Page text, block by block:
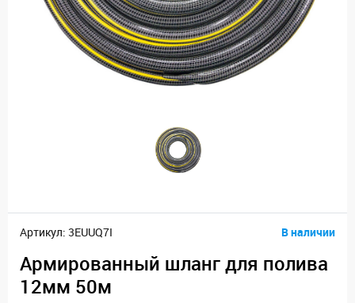
Артикул: 3EUUQ7I В наличии
Армированный шланг для полива
12мм 50м